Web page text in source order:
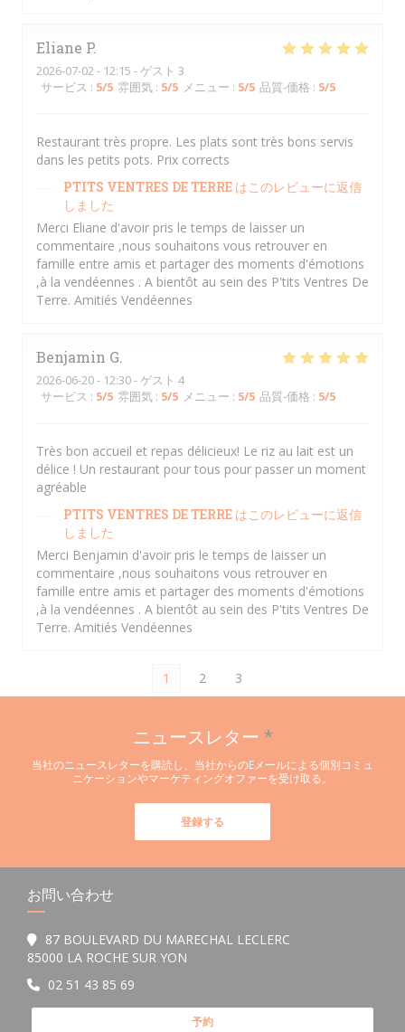
Eliane P
2026-07-02 - 12:15 - ゲスト 3
サービス : 5/5 雰囲気 : 5/5 メニュー : 5/5 品質-価格 : 5/5
Restaurant très propre. Les plats sont très bons servis
dans les petits pots. Prix corrects
PTITS VENTRES DE TERRE はこのレビューに返信
しました
Merci Eliane d'avoir pris le temps de laisser un
commentaire ,nous souhaitons vous retrouver en
famille entre amis et partager des moments d'émotions
,à la vendéennes . A bientôt au sein des P'tits Ventres De
Terre. Amitiés Vendéennes
Benjamin G
2026-06-20- 12:30 - ゲスト 4
サービス : 5/5 雰囲気 : 5/5 メニュー : 5/5 品質-価格 : 5/5
Très bon accueil et repas délicieux! Le riz au lait est un
délice ! Un restaurant pour tous pour passer un moment
agréable
PTITS VENTRES DE TERRE はこのレビューに返信
しました
Merci Benjamin d'avoir pris le temps de laisser un
commentaire ,nous souhaitons vous retrouver en
famille entre amis et partager des moments d'émotions
,à la vendéennes . A bientôt au sein des P'tits Ventres De
Terre. Amitiés Vendéennes
1 2 3
ニュースレター *
当社のニュースレターを購読し、当社からのEメールによる個別コミュ
ニケーションやマーケティングオファーを受け取る。
登録する
お問い合わせ
87 BOULEVARD DU MARECHAL LECLERC
85000 LA ROCHE SUR YON
02 51 43 85 69
予約